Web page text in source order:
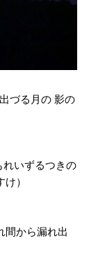
づる月の 影の
れいずるつきの
）
間から漏れ出